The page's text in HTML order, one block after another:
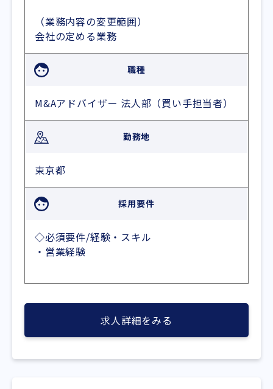
（業務内容の変更範囲）
会社の定める業務
職種
M&Aアドバイザー 法人部（買い手担当者）
勤務地
東京都
採用要件
◇必須要件/経験・スキル
・営業経験
求人詳細をみる